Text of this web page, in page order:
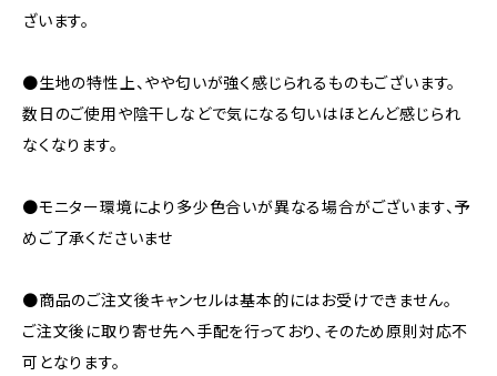
ざいます。
●生地の特性上、やや匂いが強く感じられるものもございます。
数日のご使用や陰干しなどで気になる匂いはほとんど感じられ
なくなります。
●モニター環境により多少色合いが異なる場合がございます、予
めご了承くださいませ
●商品のご注文後キャンセルは基本的にはお受けできません。
ご注文後に取り寄せ先へ手配を行っており、そのため原則対応不
可となります。